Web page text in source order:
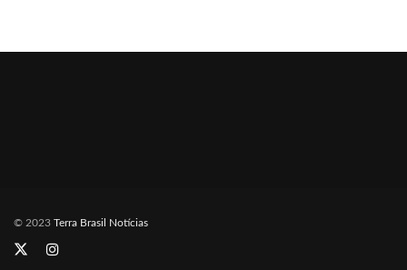
© 2023 Terra Brasil Notícias